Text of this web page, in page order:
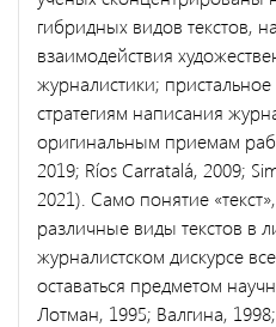
гибридных видов текстов,
взаимодействия
журналистики;
стратегиям написания
оригинальным приемам
2019; Ríos Carratalá, 2009;
2021). Само понятие
различные виды текстов в
журналистском дискурсе
оставаться предметом
Лотман, 1995; Валгина,